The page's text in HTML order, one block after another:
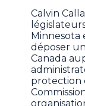
Calvin
déposer
Canada
protection